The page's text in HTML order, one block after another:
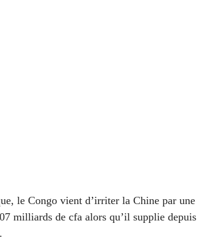
le Congo vient d’irriter la Chine par une
milliards de cfa alors qu’il supplie depuis